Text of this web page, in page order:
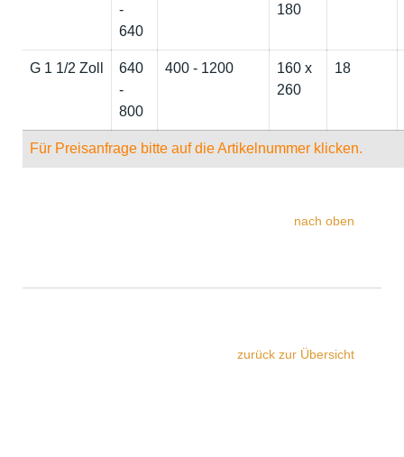
-
640
180
G 1 1/2 Zoll
640
-
800
400 - 1200
160 x
260
18
Für Preisanfrage bitte auf die Artikelnummer klicken.
nach oben
zurück zur Übersicht